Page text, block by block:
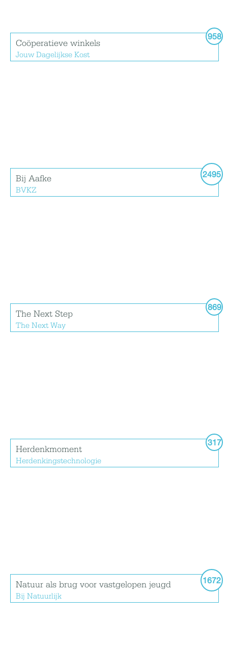
958
Coöperatieve winkels
Jouw Dagelijkse Kost
2495
Bij Aafke
BVKZ
869
The Next Step
The Next Way
317
Herdenkmoment
Herdenkingstechnologie
1672
Natuur als brug voor vastgelopen jeugd
Bij Natuurlijk